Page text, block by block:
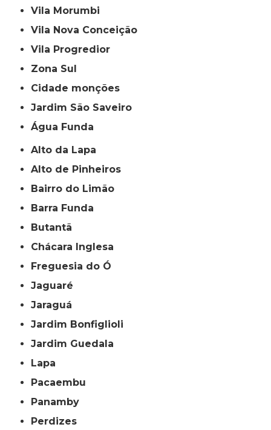
Vila Morumbi
Vila Nova Conceição
Vila Progredior
Zona Sul
cidade monções
jardim São Saveiro
Água Funda
Alto da Lapa
Alto de Pinheiros
Bairro do Limão
Barra Funda
Butantã
Chácara Inglesa
Freguesia do Ó
Jaguaré
Jaraguá
Jardim Bonfiglioli
Jardim Guedala
Lapa
Pacaembu
Panamby
Perdizes